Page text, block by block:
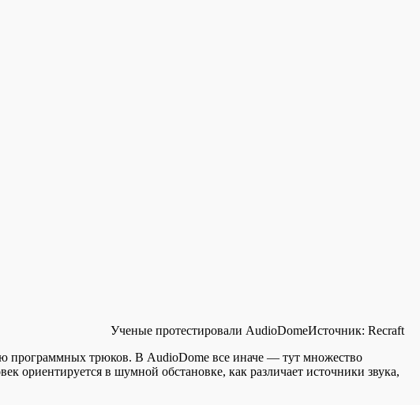
Ученые протестировали AudioDomeИсточник: Recraft
программных трюков. В AudioDome все иначе — тут множество
ориентируется в шумной обстановке, как различает источники звука,